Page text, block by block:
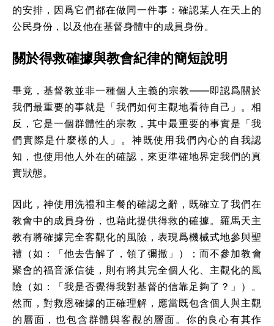
的安排，因爲它們都在做同一件事：確認某人在天上的
公民身份，以及他在基督身體中的成員身份。
關於得救確據與教會紀律的簡短說明
畢竟，基督教並非一種個人主義的宗教——即認爲關於
我們最重要的事就是「我們如何主觀地看待自己」。相
反，它是一個群體性的宗教，其中最重要的事實是「我
們實際是什麼樣的人」。神既使用我們內心的自我認
知，也使用他人外在的確認，來更準確地界定我們的真
實狀態。
因此，神使用洗禮和主餐的確認之辭，既確立了我們在
教會中的成員身份，也藉此提供得救的確據。羅馬天主
教有將確據完全客觀化的風險，表現爲機械式地參與聖
禮（如：「他去告解了，領了彌撒」）；而不參加教會
聚會的福音派信徒，則有將其完全個人化、主觀化的風
險（如：「我是否覺得我對基督的信靠足夠了？」）。
然而，對救恩確據的正確理解，應當既包含個人與主觀
的層面，也包含群體與客觀的層面。你的良心有其作